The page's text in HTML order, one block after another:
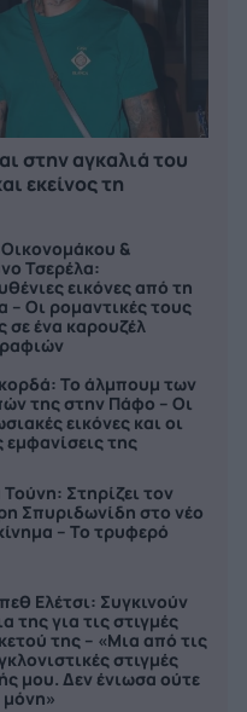
στην αγκαλιά του
εκείνος τη
&
Τσερέλα:
εικόνες από τη
– Οι ρομαντικές τους
σε ένα καρουζέλ
To άλμπουμ των
της στην Πάφο – Οι
εικόνες και οι
εμφανίσεις της
Τούνη: Στηρίζει τον
Σπυριδωνίδη στο νέο
– Το τρυφερό
Ελέτσι: Συγκινούν
της για τις στιγμές
της – «Μια από τις
στιγμές
μου. Δεν ένιωσα ούτε
μόνη»